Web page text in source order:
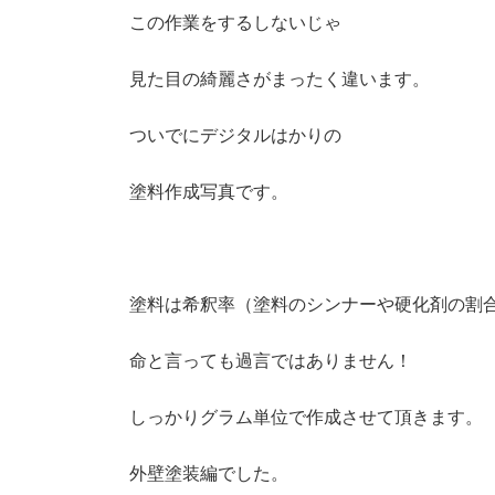
この作業をするしないじゃ
見た目の綺麗さがまったく違います。
ついでにデジタルはかりの
塗料作成写真です。
塗料は希釈率（塗料のシンナーや硬化剤の割
命と言っても過言ではありません！
しっかりグラム単位で作成させて頂きます。
外壁塗装編でした。